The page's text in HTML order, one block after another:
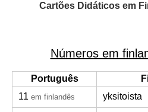
Cartões Didáticos em
Números em
Português
11 em finlandês yksitoista